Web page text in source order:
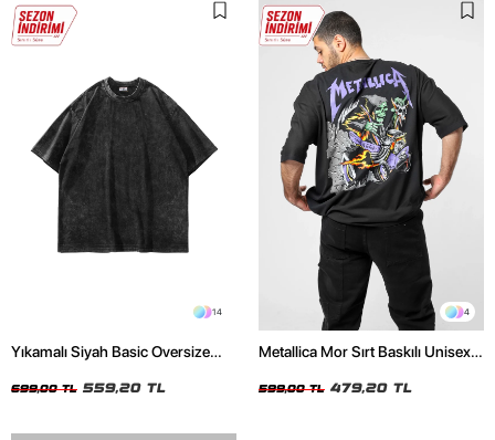
14
Yıkamalı Siyah Basic Oversize
699,00 TL 559,20 TL
4
Metallica Mor Sırt Baskılı Unisex
599,00 TL 479,20 TL